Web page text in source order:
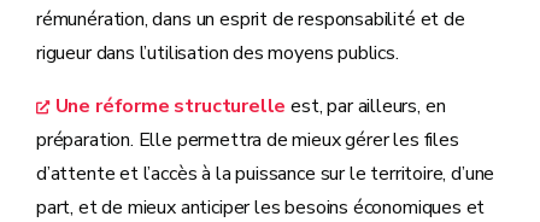
rémunération, dans un esprit de responsabilité et de
rigueur dans l’utilisation des moyens publics.
Une réforme structurelle est, par ailleurs, en
préparation. Elle permettra de mieux gérer les files
d’attente et l’accès à la puissance sur le territoire, d’une
part, et de mieux anticiper les besoins économiques et